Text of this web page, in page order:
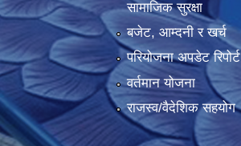
सामाजिक सुरक्षा
बजेट, आम्दनी र खर्च
परियोजना अपडेट रिपोर्ट
वर्तमान योजना
राजस्व/वैदेशिक सहयोग